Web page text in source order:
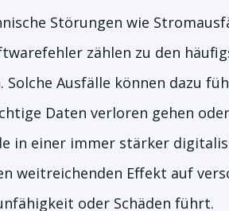
Störungen wie
zählen zu den
Ausfälle können dazu
Daten verloren gehen
in einer immer stärker
weitreichenden Effekt auf
oder Schäden führt.